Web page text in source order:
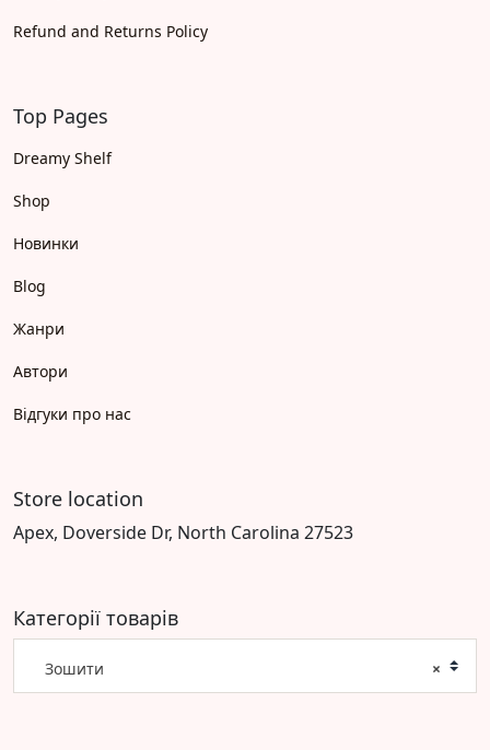
Refund and Returns Policy
Top Pages
Dreamy Shelf
Shop
Новинки
Blog
Жанри
Автори
Відгуки про нас
Store location
Apex, Doverside Dr, North Carolina 27523
Категорії товарів
×
Зошити